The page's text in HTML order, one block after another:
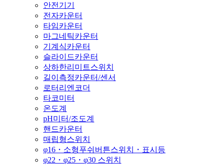
안전기기
전자카운터
타임카운터
마그네틱카운터
기계식카운터
슬라이드카운터
상하한리미트스위치
길이측정카운터/센서
로터리엔코더
타코미터
온도계
pH미터/조도계
핸드카운터
매립형스위치
φ16・소형푸쉬버튼스위치・표시등
φ22・φ25・φ30 스위치